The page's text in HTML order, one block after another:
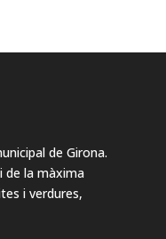
de Girona.
de la màxima
i verdures,